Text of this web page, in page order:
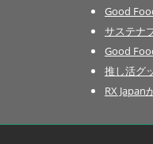
Good
サステナ
Good
推し活グ
RX Japan